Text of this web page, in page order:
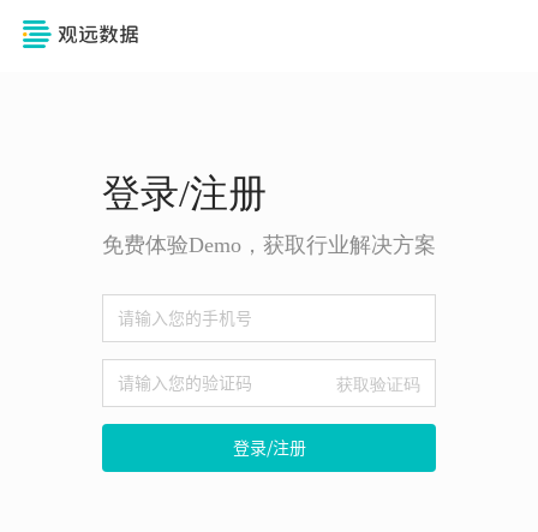
登录/注册
免费体验Demo，获取行业解决方案
获取验证码
登录/注册